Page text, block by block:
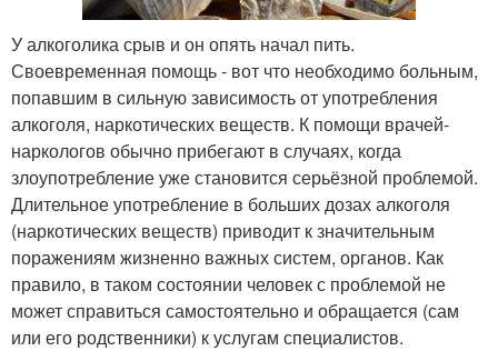
У алкоголика срыв и он опять начал пить.
Своевременная помощь - вот что необходимо больным,
попавшим в сильную зависимость от употребления
алкоголя, наркотических веществ. К помощи врачей-
наркологов обычно прибегают в случаях, когда
злоупотребление уже становится серьёзной проблемой.
Длительное употребление в больших дозах алкоголя
(наркотических веществ) приводит к значительным
поражениям жизненно важных систем, органов. Как
правило, в таком состоянии человек с проблемой не
может справиться самостоятельно и обращается (сам
или его родственники) к услугам специалистов.